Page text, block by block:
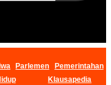
Parlemen
Pemerintahan
Klausapedia